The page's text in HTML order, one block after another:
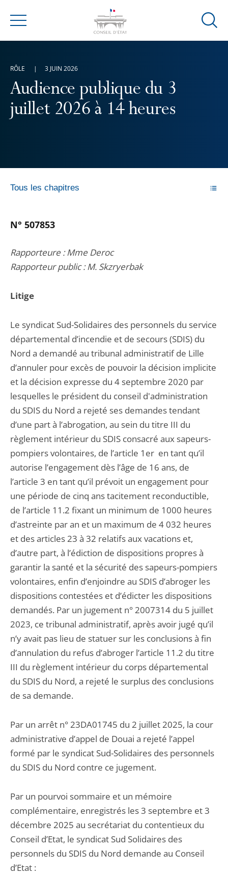
Menu
Ouvrir
Audience publique du 3
juillet 2026 à 14 heures
RÔLE 3 JUIN 2026
Tous les chapitres
N° 507853
Rapporteure : Mme Deroc
Rapporteur public : M. Skzryerbak
Litige
Le syndicat Sud-Solidaires des personnels du service
départemental d’incendie et de secours (SDIS) du
Nord a demandé au tribunal administratif de Lille
d’annuler pour excès de pouvoir la décision implicite
et la décision expresse du 4 septembre 2020 par
lesquelles le président du conseil d'administration
du SDIS du Nord a rejeté ses demandes tendant
d’une part à l’abrogation, au sein du titre III du
règlement intérieur du SDIS consacré aux sapeurs-
pompiers volontaires, de l’article 1er en tant qu’il
autorise l’engagement dès l’âge de 16 ans, de
l’article 3 en tant qu’il prévoit un engagement pour
une période de cinq ans tacitement reconductible,
de l’article 11.2 fixant un minimum de 1000 heures
d’astreinte par an et un maximum de 4 032 heures
et des articles 23 à 32 relatifs aux vacations et,
d’autre part, à l’édiction de dispositions propres à
garantir la santé et la sécurité des sapeurs-pompiers
volontaires, enfin d’enjoindre au SDIS d’abroger les
dispositions contestées et d’édicter les dispositions
demandés. Par un jugement n° 2007314 du 5 juillet
2023, ce tribunal administratif, après avoir jugé qu’il
n’y avait pas lieu de statuer sur les conclusions à fin
d’annulation du refus d’abroger l’article 11.2 du titre
III du règlement intérieur du corps départemental
du SDIS du Nord, a rejeté le surplus des conclusions
de sa demande.
Par un arrêt n° 23DA01745 du 2 juillet 2025, la cour
administrative d’appel de Douai a rejeté l’appel
formé par le syndicat Sud-Solidaires des personnels
du SDIS du Nord contre ce jugement.
Par un pourvoi sommaire et un mémoire
complémentaire, enregistrés les 3 septembre et 3
décembre 2025 au secrétariat du contentieux du
Conseil d’Etat, le syndicat Sud Solidaires des
personnels du SDIS du Nord demande au Conseil
d’Etat :